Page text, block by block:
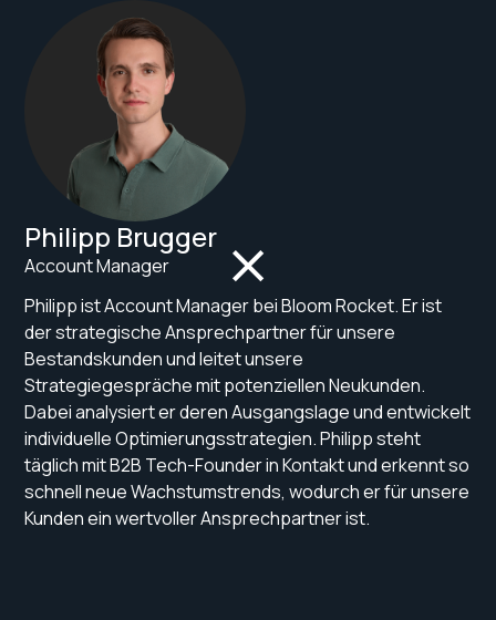
Philipp Brugger
Account Manager
Philipp ist Account Manager bei Bloom Rocket. Er ist
der strategische Ansprechpartner für unsere
Bestandskunden und leitet unsere
Strategiegespräche mit potenziellen Neukunden.
Dabei analysiert er deren Ausgangslage und entwickelt
individuelle Optimierungsstrategien. Philipp steht
täglich mit B2B Tech-Founder in Kontakt und erkennt so
schnell neue Wachstumstrends, wodurch er für unsere
Kunden ein wertvoller Ansprechpartner ist.